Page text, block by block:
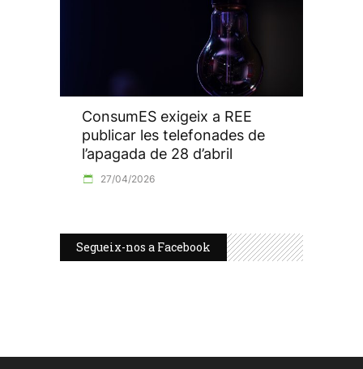
ConsumES exigeix a REE
publicar les telefonades de
l’apagada de 28 d’abril
27/04/2026
Segueix-nos a Facebook